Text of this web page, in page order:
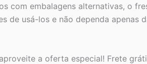
com embalagens alternativas, o
de usá-los e não dependa apenas
a oferta especial! Frete